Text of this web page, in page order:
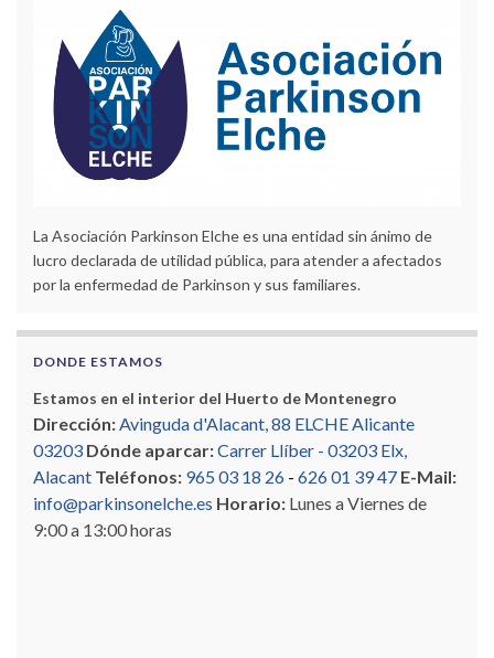
La Asociación Parkinson Elche es una entidad sin ánimo de
lucro declarada de utilidad pública, para atender a afectados
por la enfermedad de Parkinson y sus familiares.
DONDE ESTAMOS
Estamos en el interior del Huerto de Montenegro
Dirección:Avinguda d'Alacant, 88 ELCHE Alicante
03203 Dónde aparcar:Carrer Llíber - 03203 Elx,
Alacant Teléfonos: 965 03 18 26 - 626 01 39 47 E-Mail:
info@parkinsonelche.es Horario: Lunes a Viernes de
9:00 a 13:00 horas